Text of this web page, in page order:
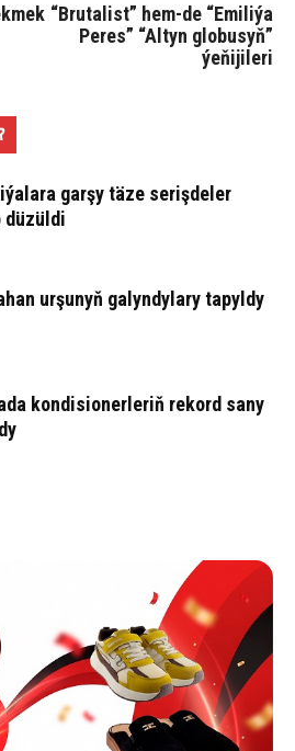
“Brutalist” hem-de “Emiliýa
Peres” “Altyn globusyň”
ýeňijileri
garşy täze serişdeler
düzüldi
urşunyň galyndylary tapyldy
kondisionerleriň rekord sany